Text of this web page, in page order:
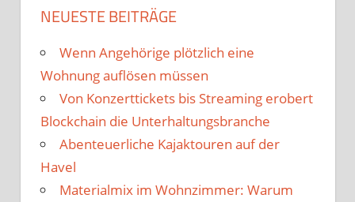
NEUESTE BEITRÄGE
Wenn Angehörige plötzlich eine
Wohnung auflösen müssen
Von Konzerttickets bis Streaming erobert
Blockchain die Unterhaltungsbranche
Abenteuerliche Kajaktouren auf der
Havel
Materialmix im Wohnzimmer: Warum